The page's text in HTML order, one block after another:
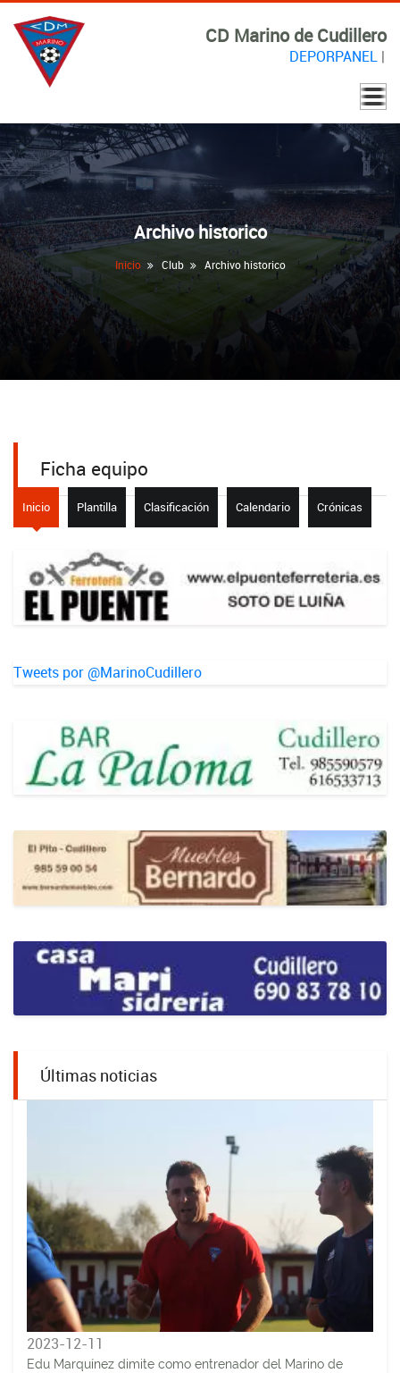
CD Marino de Cudillero
DEPORPANEL|
Archivo historico
Inicio Club Archivo historico
Ficha equipo
Inicio Plantilla Clasificación Calendario Crónicas
Tweets por @MarinoCudillero
Últimas noticias
2023-12-11
Edu Marquínez dimite como entrenador del Marino de